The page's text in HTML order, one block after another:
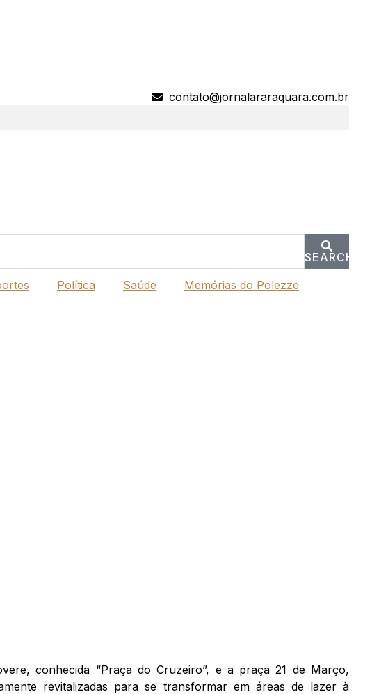
contato@jornalararaquara.com.br
SEARCH
Política Saúde
Memórias do Polezze
conhecida “Praça do Cruzeiro”, e a praça 21 de Março,
revitalizadas para se transformar em áreas de lazer à